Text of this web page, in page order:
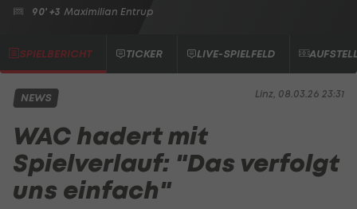
90' +3 Maximilian Entrup
SPIELBERICHT TICKER LIVE-SPIELFELD
Linz, 08.03.26 23:31
NEWS
WAC hadert mit
Spielverlauf: "Das verfolgt
uns einfach"